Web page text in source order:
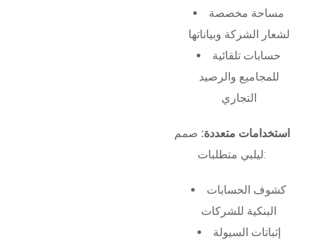
مساحة مخصصة
لشعار الشركة وبياناتها
حسابات تلقائية
للمجاميع والرصيد
التجاري
استخدامات متعددة: صمم
ليلبي متطلبات:
كشوف الحسابات
البنكية للشركات
إثباتات السيولة